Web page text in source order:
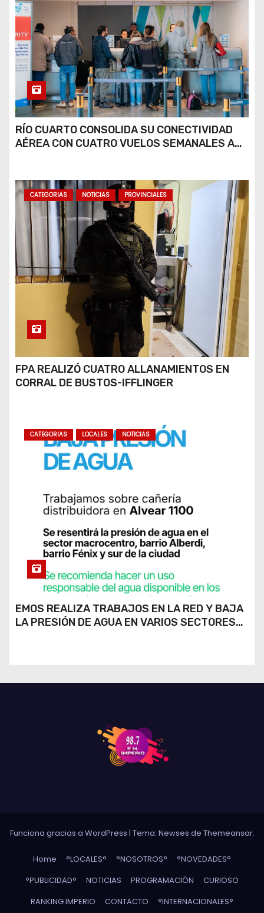
RÍO CUARTO CONSOLIDA SU CONECTIVIDAD
AÉREA CON CUATRO VUELOS SEMANALES A
CATEGORIAS NOTICIAS PROVINCIALES
FPA REALIZÓ CUATRO ALLANAMIENTOS EN
CORRAL DE BUSTOS-IFFLINGER
CATEGORIAS LOCALES NOTICIAS
EMOS REALIZA TRABAJOS EN LA RED Y BAJA
LA PRESIÓN DE AGUA EN VARIOS SECTORES
Funciona gracias a WordPress | Tema: Newses de Themeansar.
Home °LOCALES° °NOSOTROS°
°NOVEDADES°
°PUBLICIDAD°
NOTICIAS PROGRAMACIÓN
CURIOSO
RANKING IMPERIO
CONTACTO °INTERNACIONALES°